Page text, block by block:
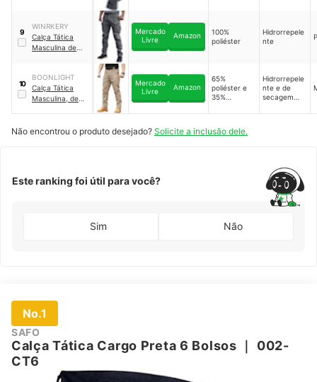
9
WINRKERY
Calça Tática
Masculina de
Água
Mercado
Livre
Amazon
100%
poliéster
Hidrorrepele
nte
10
BOONLIGHT
Calça Tática
Masculina, de
Água
Mercado
Livre
Amazon
65%
poliéster e
35%
Hidrorrepele
nte e de
secagem
Não encontrou o produto desejado? Solicite a inclusão dele.
Este ranking foi útil para você?
Sim Não
No.1
SAFO
Calça Tática Cargo Preta 6 Bolsos ｜ 002-
CT6